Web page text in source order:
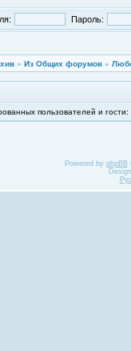
Пароль:
» Из Общих форумов »
пользователей и гости:
Powered by phpBB